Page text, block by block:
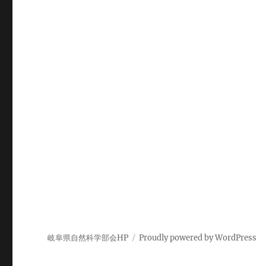
岐阜県自然科学部会HP Proudly powered by WordPress